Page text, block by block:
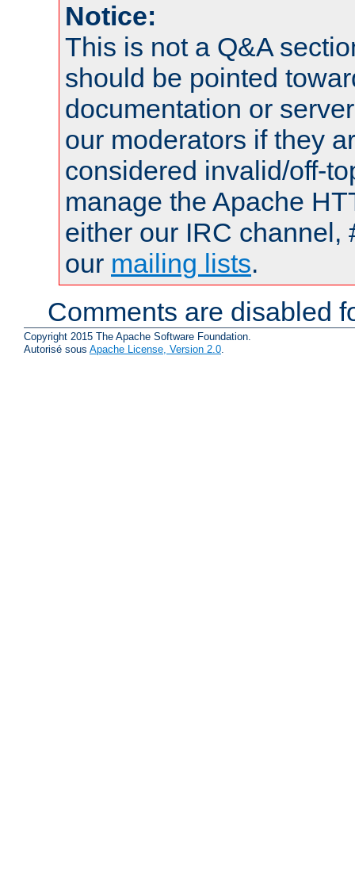
Notice:
This is not a Q&A
should be pointed
documentation or
our moderators if they
considered invalid/off-
manage the Apache
either our IRC channel,
our mailing lists.
Comments are disabled
Copyright 2015 The Apache Software Foundation.
Autorisé sous Apache License, Version 2.0